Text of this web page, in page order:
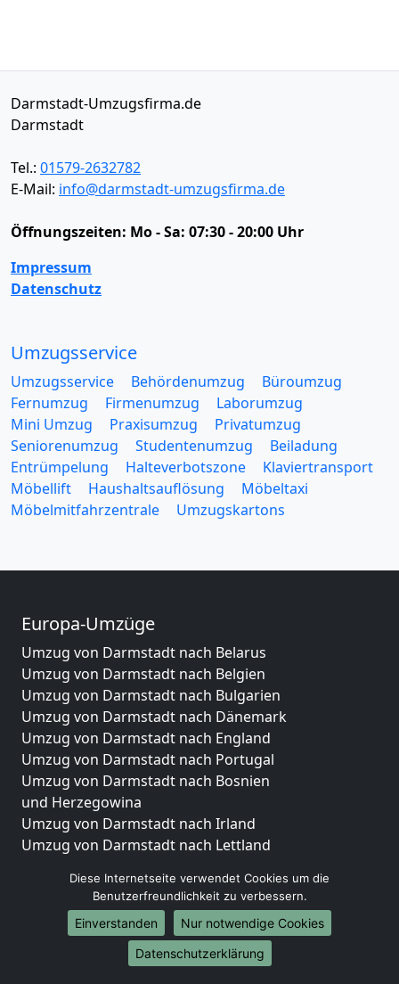
Darmstadt-Umzugsfirma.de
Darmstadt
Tel.: 01579-2632782
E-Mail: info@darmstadt-umzugsfirma.de
Öffnungszeiten: Mo - Sa: 07:30 - 20:00 Uhr
Impressum
Datenschutz
Umzugsservice
Umzugsservice Behördenumzug
Büroumzug
Fernumzug
Firmenumzug
Laborumzug
Mini Umzug
Praxisumzug
Privatumzug
Seniorenumzug
Studentenumzug
Beiladung
Entrümpelung
Halteverbotszone
Klaviertransport
Möbellift
Haushaltsauflösung
Möbeltaxi
Möbelmitfahrzentrale
Umzugskartons
Europa-Umzüge
Umzug von Darmstadt nach Belarus
Umzug von Darmstadt nach Belgien
Umzug von Darmstadt nach Bulgarien
Umzug von Darmstadt nach Dänemark
Umzug von Darmstadt nach England
Umzug von Darmstadt nach Portugal
Umzug von Darmstadt nach Bosnien
und Herzegowina
Umzug von Darmstadt nach Irland
Umzug von Darmstadt nach Lettland
Umzug von Darmstadt nach Kroatien
Umzug von Darmstadt nach Estland
Umzug von Darmstadt nach Finnland
Umzug von Darmstadt nach Frankreich
Umzug von Darmstadt nach Griechenland
Diese Internetseite verwendet Cookies um die
Benutzerfreundlichkeit zu verbessern.
Einverstanden
Nur notwendige Cookies
Datenschutzerklärung